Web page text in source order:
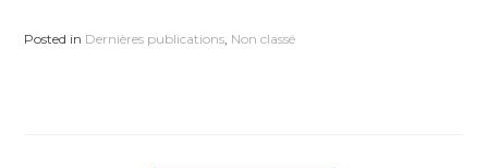
Posted in Dernières publications Non classé